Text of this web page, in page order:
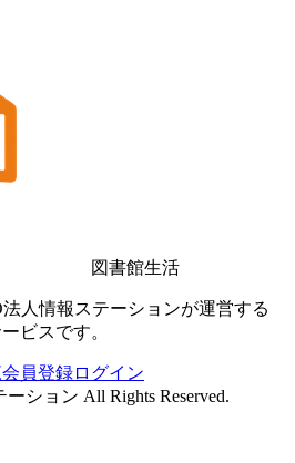
図書館生活
人情報ステーションが運営する
ビスです。
会員登録ログイン
ション All Rights Reserved.